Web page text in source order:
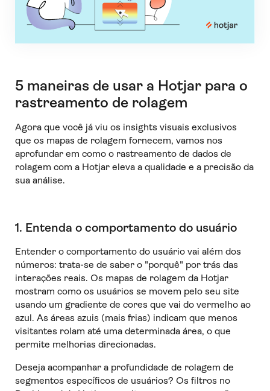
5 maneiras de usar a Hotjar para o
rastreamento de rolagem
Agora que você já viu os insights visuais exclusivos
que os mapas de rolagem fornecem, vamos nos
aprofundar em como o rastreamento de dados de
rolagem com a Hotjar eleva a qualidade e a precisão da
sua análise.
1. Entenda o comportamento do usuário
Entender o comportamento do usuário vai além dos
números: trata-se de saber o "porquê" por trás das
interações reais. Os mapas de rolagem da Hotjar
mostram como os usuários se movem pelo seu site
usando um gradiente de cores que vai do vermelho ao
azul. As áreas azuis (mais frias) indicam que menos
visitantes rolam até uma determinada área, o que
permite melhorias direcionadas.
Deseja acompanhar a profundidade de rolagem de
segmentos específicos de usuários? Os filtros no